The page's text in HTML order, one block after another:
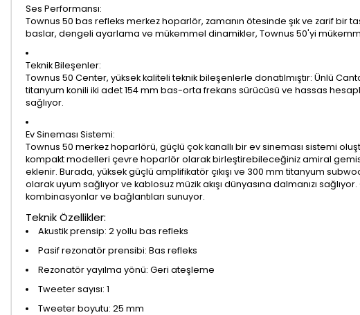
Ses Performansı:
Townus 50 bas refleks merkez hoparlör, zamanın ötesinde şık ve zarif bir
baslar, dengeli ayarlama ve mükemmel dinamikler, Townus 50'yi
Teknik Bileşenler:
Townus 50 Center, yüksek kaliteli teknik bileşenlerle donatılmıştır: Ünlü
titanyum konili iki adet 154 mm bas-orta frekans sürücüsü ve hassas
sağlıyor.
Ev Sineması Sistemi:
Townus 50 merkez hoparlörü, güçlü çok kanallı bir ev sineması sistemi
kompakt modelleri çevre hoparlör olarak birleştirebileceğiniz amiral
eklenir. Burada, yüksek güçlü amplifikatör çıkışı ve 300 mm titanyum
olarak uyum sağlıyor ve kablosuz müzik akışı dünyasına dalmanızı
kombinasyonlar ve bağlantıları sunuyor.
Teknik Özellikler:
Akustik prensip: 2 yollu bas refleks
Pasif rezonatör prensibi: Bas refleks
Rezonatör yayılma yönü: Geri ateşleme
Tweeter sayısı: 1
Tweeter boyutu: 25 mm